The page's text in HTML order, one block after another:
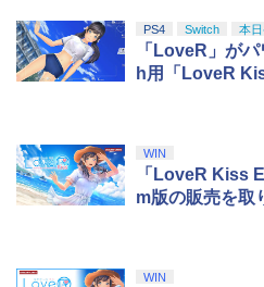
￥5,000
￥10,737
￥14,141
5
【
第三章 蛇
巾着＋メ
￥8,800
PS4 Switch 本
「LoveR」が
h用「LoveR
WIN
「LoveR Kiss
m版の販売を取
WIN